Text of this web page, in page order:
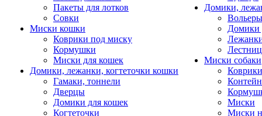
Пакеты для лотков
Совки
Миски кошки
Коврики под миску
Кормушки
Миски для кошек
Домики, лежанки, когтеточки кошки
Гамаки, тоннели
Дверцы
Домики для кошек
Когтеточки
Домики,
Домики
Миски собаки
Миски
Миски